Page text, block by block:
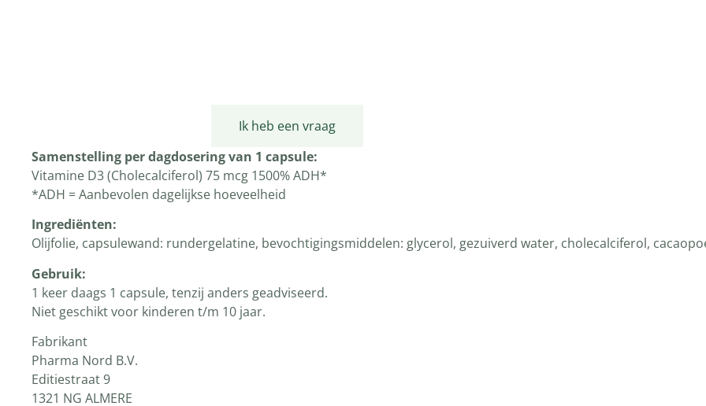
Ik heb een vraag
Samenstelling per dagdosering van 1 capsule:
Vitamine D3 (Cholecalciferol) 75 mcg 1500% ADH*
*ADH = Aanbevolen dagelijkse hoeveelheid
Ingrediënten:
Olijfolie, capsulewand: rundergelatine, bevochtigingsmiddelen: glycerol, gezuiverd water, cholecalciferol,
Gebruik:
1 keer daags 1 capsule, tenzij anders geadviseerd.
Niet geschikt voor kinderen t/m 10 jaar.
Fabrikant
Pharma Nord B.V.
Editiestraat 9
1321 NG ALMERE